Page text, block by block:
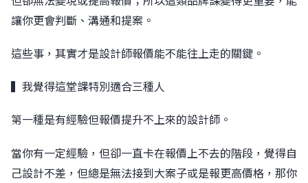
讓你更會判斷、溝通和提案。
這些事，其實才是設計師報價能不能往上走的關鍵。
▍我覺得這堂課特別適合三種人
第一種是有經驗但報價提升不上來的設計師。
當你有一定經驗，但卻一直卡在報價上不去的階段，覺得自
己設計不差，但總是無法接到大案子或是報更高價格，那你